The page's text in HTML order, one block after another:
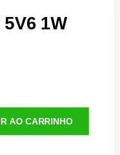
5V6 1W
AO CARRINHO